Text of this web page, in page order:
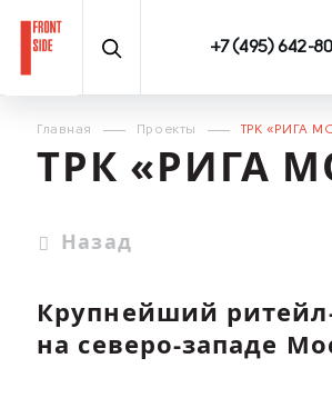
+7 (495) 642-
Главная Проекты ТРК «РИГА
ТРК «РИГА
Назад
Крупнейший
на северо-западе